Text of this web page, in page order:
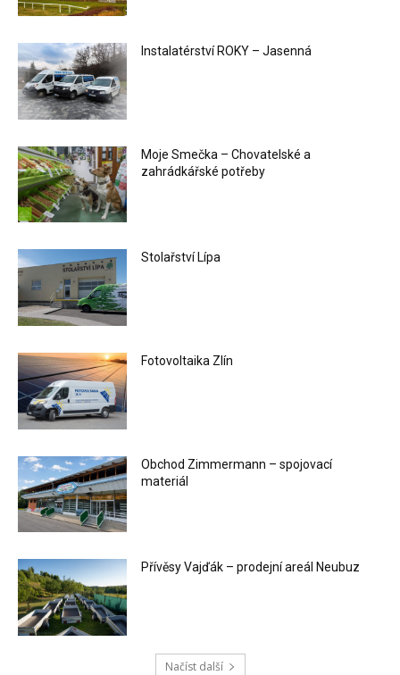
Instalatérství ROKY – Jasenná
Moje Smečka – Chovatelské a
zahrádkářské potřeby
Stolařství Lípa
Fotovoltaika Zlín
Obchod Zimmermann – spojovací
materiál
Přívěsy Vajďák – prodejní areál Neubuz
Načíst další